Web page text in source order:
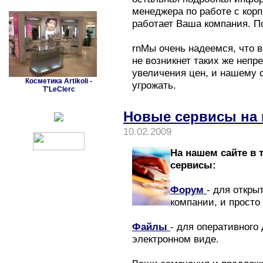
Косметика Artikoli -
T'LeClerc
менеджера по работе с
работает Ваша компания.
rnМы очень надеемся, что
не возникнет таких же
увеличения цен, и нашему
угрожать.
Новые сервисы на
10.02.2009
На нашем сайте в
сервисы:
Форум - для
компании, и
Файлы - для
электронном виде.